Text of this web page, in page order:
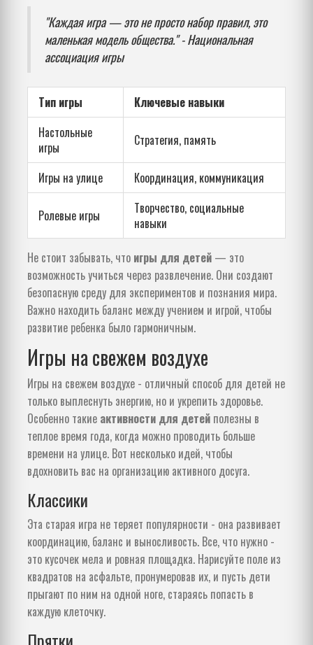
"Каждая игра — это не просто набор правил, это
маленькая модель общества." - Национальная
ассоциация игры
Тип игры
Ключевые навыки
Настольные
игры
Стратегия, память
Игры на улице Координация, коммуникация
Ролевые игры
Творчество, социальные
навыки
Не стоит забывать, что игры для детей — это
возможность учиться через развлечение. Они создают
безопасную среду для экспериментов и познания мира.
Важно находить баланс между учением и игрой, чтобы
развитие ребенка было гармоничным.
Игры на свежем воздухе
Игры на свежем воздухе - отличный способ для детей не
только выплеснуть энергию, но и укрепить здоровье.
Особенно такие активности для детей полезны в
теплое время года, когда можно проводить больше
времени на улице. Вот несколько идей, чтобы
вдохновить вас на организацию активного досуга.
Классики
Эта старая игра не теряет популярности - она развивает
координацию, баланс и выносливость. Все, что нужно -
это кусочек мела и ровная площадка. Нарисуйте поле из
квадратов на асфальте, пронумеровав их, и пусть дети
прыгают по ним на одной ноге, стараясь попасть в
каждую клеточку.